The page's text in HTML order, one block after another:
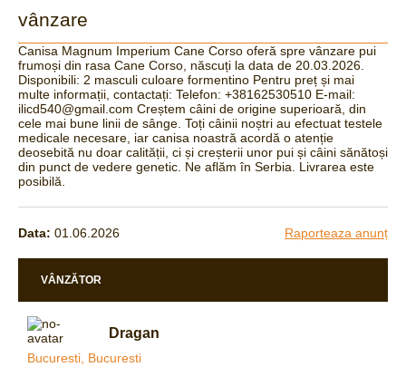
vânzare
Canisa Magnum Imperium Cane Corso oferă spre vânzare pui
frumoși din rasa Cane Corso, născuți la data de 20.03.2026.
Disponibili: 2 masculi culoare formentino Pentru preț și mai
multe informații, contactați: Telefon: +38162530510 E-mail:
ilicd540@gmail.com Creștem câini de origine superioară, din
cele mai bune linii de sânge. Toți câinii noștri au efectuat testele
medicale necesare, iar canisa noastră acordă o atenție
deosebită nu doar calității, ci și creșterii unor pui și câini sănătoși
din punct de vedere genetic. Ne aflăm în Serbia. Livrarea este
posibilă.
Data: 01.06.2026 Raporteaza anunț
VÂNZĂTOR
Dragan
Bucuresti, Bucuresti